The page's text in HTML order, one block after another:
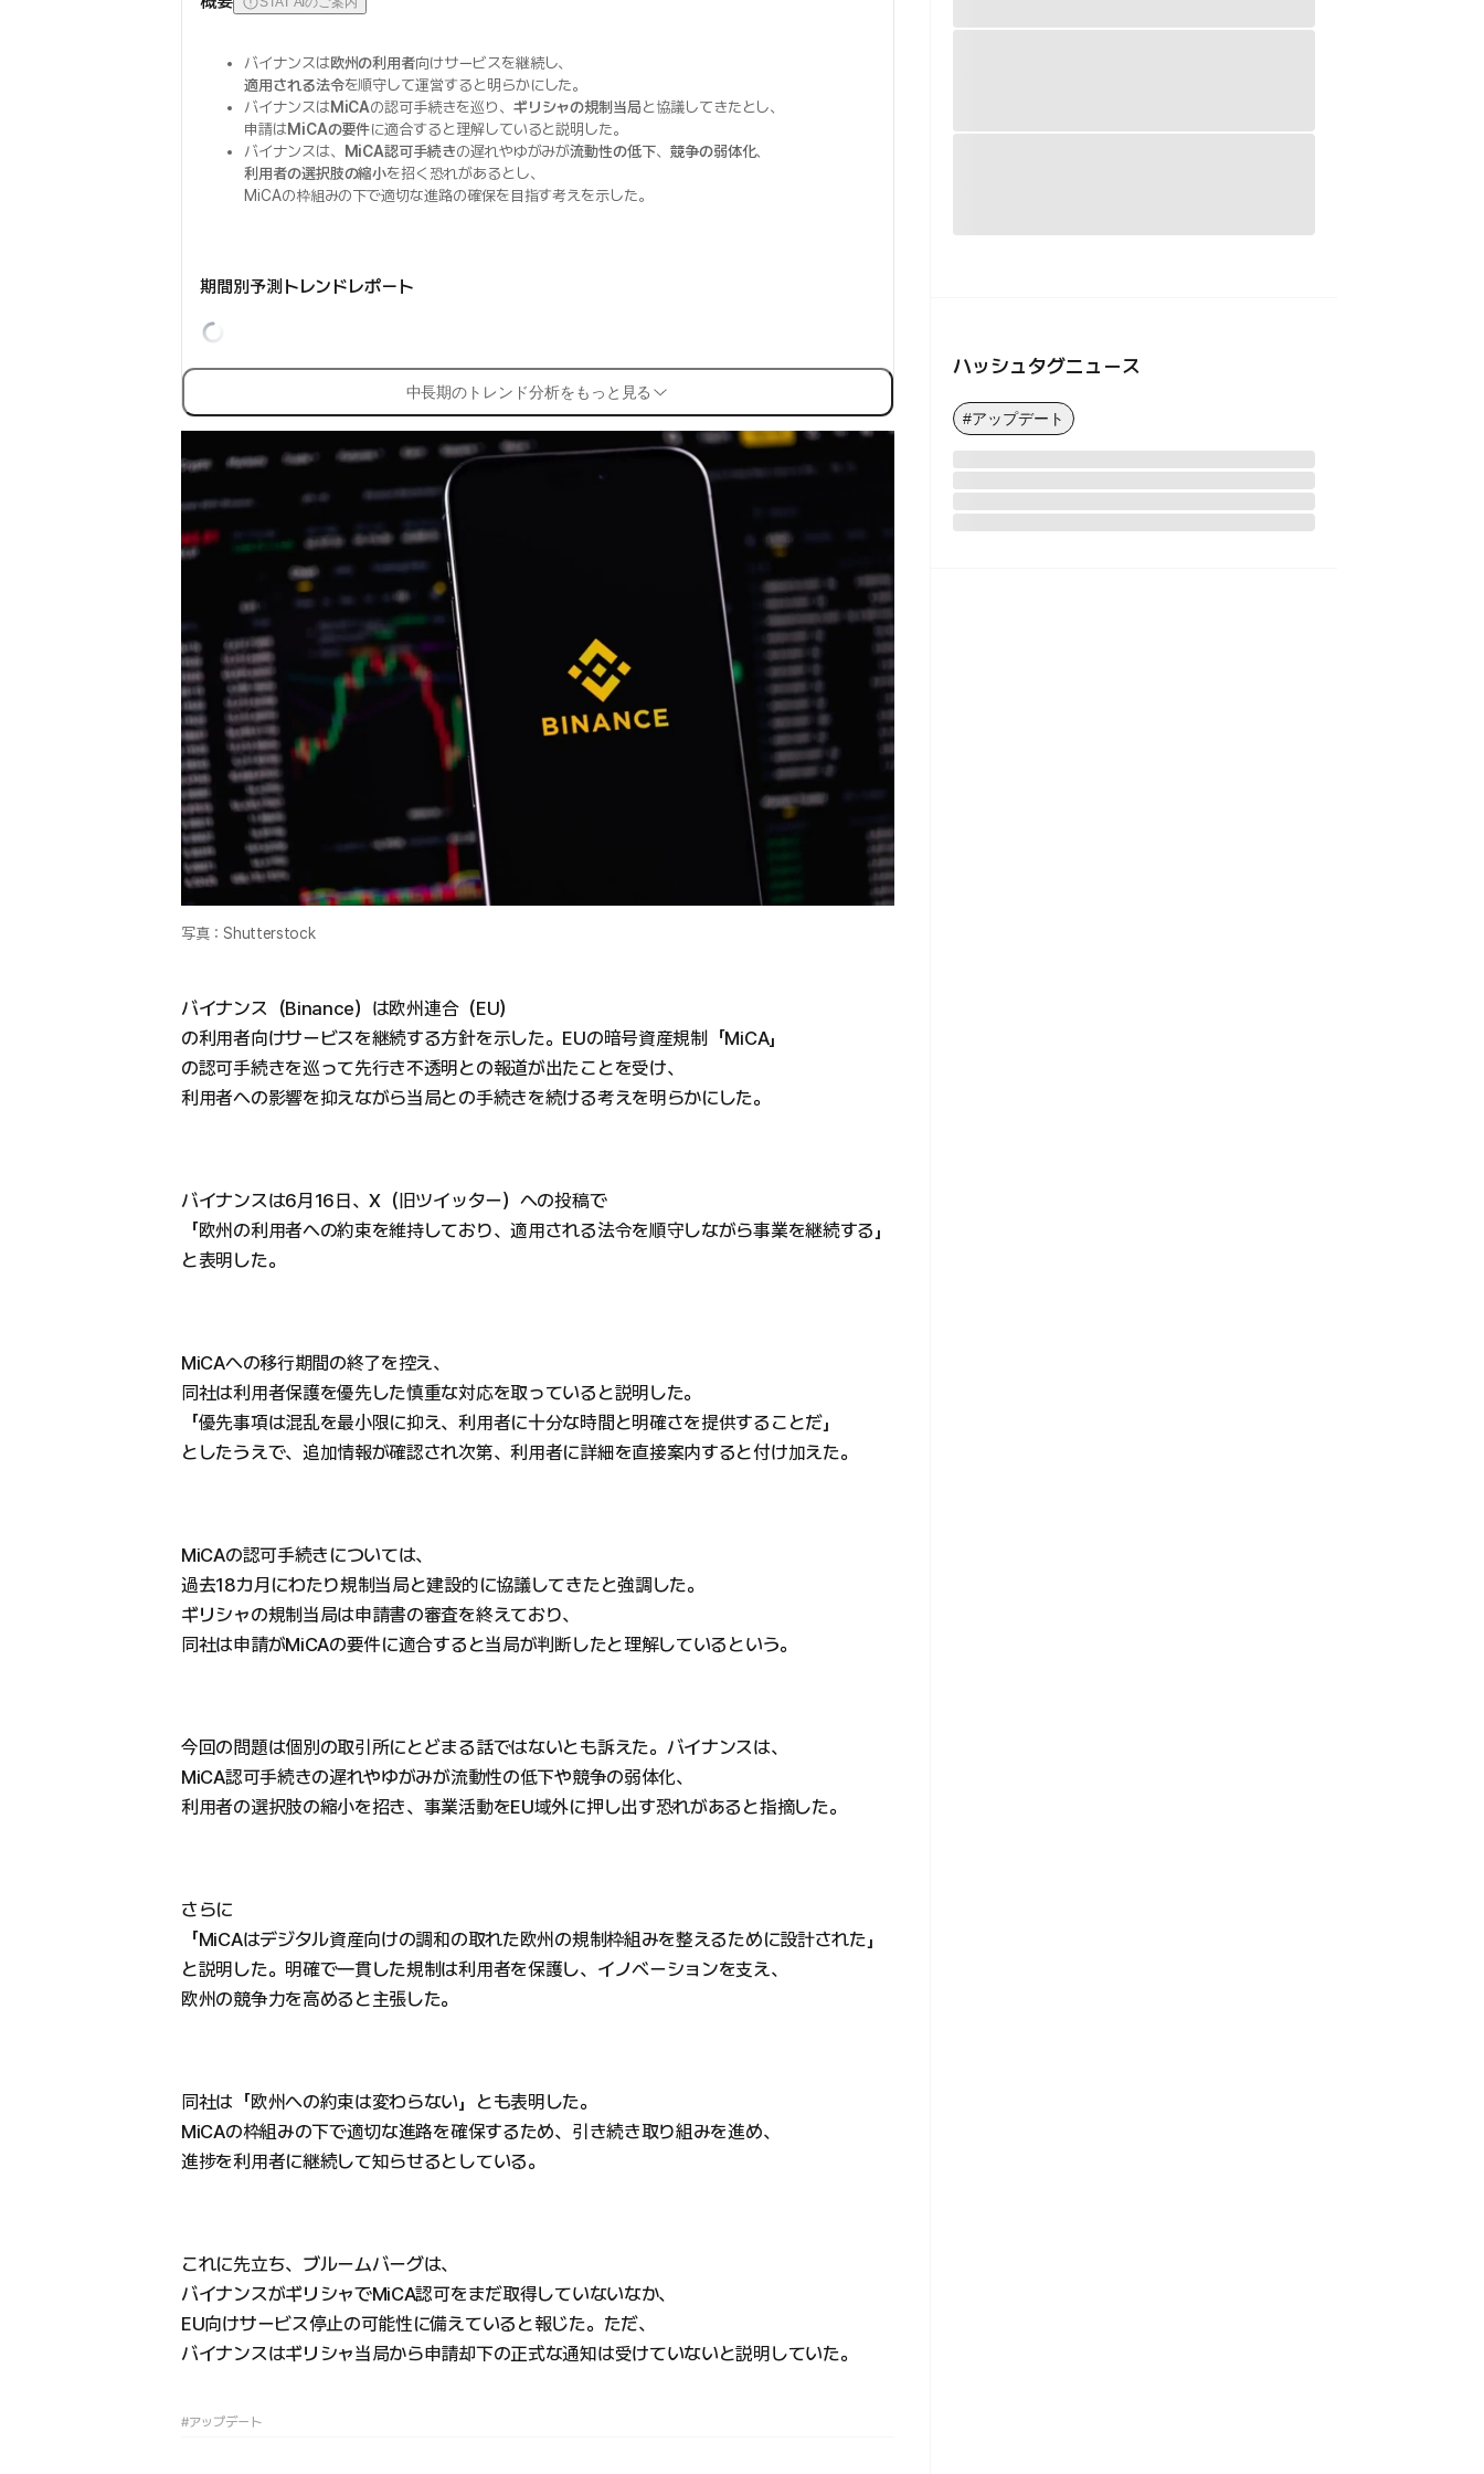
バイナンスは欧州の利用者向けサービスを継続し、
適用される法令を順守して運営すると明らかにした。
バイナンスはMiCAの認可手続きを巡り、 ギリシャの規制当局と協議してきたとし、
申請はMiCAの要件に適合すると理解していると説明した。
バイナンスは、
MiCA認可手続きの遅れやゆがみが流動性の低下、 競争の弱体化、
利用者の選択肢の縮小を招く恐れがあるとし、
MiCAの枠組みの下で適切な進路の確保を目指す考えを示した。
期間別予測トレンドレポート
中長期のトレンド分析をもっと見る
写真：Shutterstock
バイナンス（Binance）は欧州連合（EU）
の利用者向けサービスを継続する方針を示した。EUの暗号資産規制「MiCA」
の認可手続きを巡って先行き不透明との報道が出たことを受け、
利用者への影響を抑えながら当局との手続きを続ける考えを明らかにした。
バイナンスは6月16日、X（旧ツイッター）への投稿で
「欧州の利用者への約束を維持しており、適用される法令を順守しながら事業を継続する」
と表明した。
MiCAへの移行期間の終了を控え、
同社は利用者保護を優先した慎重な対応を取っていると説明した。
「優先事項は混乱を最小限に抑え、利用者に十分な時間と明確さを提供することだ」
としたうえで、追加情報が確認され次第、利用者に詳細を直接案内すると付け加えた。
MiCAの認可手続きについては、
過去18カ月にわたり規制当局と建設的に協議してきたと強調した。
ギリシャの規制当局は申請書の審査を終えており、
同社は申請がMiCAの要件に適合すると当局が判断したと理解しているという。
今回の問題は個別の取引所にとどまる話ではないとも訴えた。バイナンスは、
MiCA認可手続きの遅れやゆがみが流動性の低下や競争の弱体化、
利用者の選択肢の縮小を招き、事業活動をEU域外に押し出す恐れがあると指摘した。
さらに
「MiCAはデジタル資産向けの調和の取れた欧州の規制枠組みを整えるために設計された」
と説明した。明確で一貫した規制は利用者を保護し、イノベーションを支え、
欧州の競争力を高めると主張した。
同社は「欧州への約束は変わらない」とも表明した。
MiCAの枠組みの下で適切な進路を確保するため、引き続き取り組みを進め、
進捗を利用者に継続して知らせるとしている。
これに先立ち、ブルームバーグは、
バイナンスがギリシャでMiCA認可をまだ取得していないなか、
EU向けサービス停止の可能性に備えていると報じた。ただ、
バイナンスはギリシャ当局から申請却下の正式な通知は受けていないと説明していた。
#アップデート
ハッシュタグニュース
#アップデート